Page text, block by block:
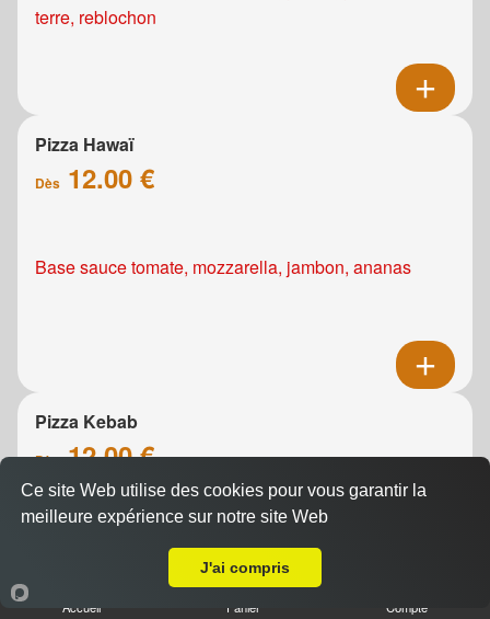
terre, reblochon
Pizza Hawaï
Dès 12.00 €
Base sauce tomate, mozzarella, jambon, ananas
Pizza Kebab
Dès12.00 €
Base sauce tomate, mozzarella, viande de grec,
oignons, tomates fraîches
Accueil Panier Compte
Ce site Web utilise des cookies pour vous garantir la
meilleure expérience sur notre site Web
J'ai compris